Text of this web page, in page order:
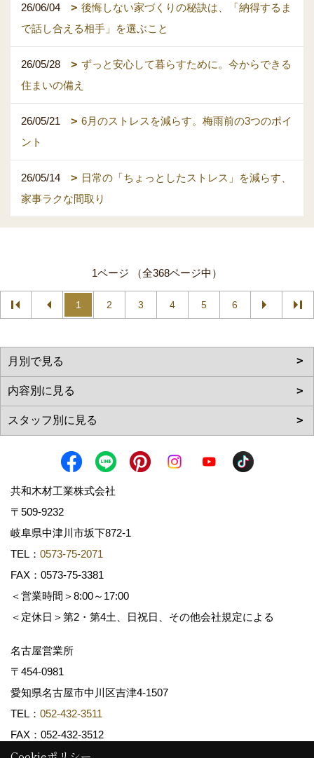
26/06/04
後悔しない家づくりの秘訣は、「納得するま
で話し合える相手」を選ぶこと
26/05/28
ずっと安心して暮らすために。今からできる
住まいの備え
26/05/21
6月のストレスを減らす。梅雨前の3つのポイ
ント
26/05/14
日常の「ちょっとしたストレス」を減らす、
家事ラクな間取り
1ページ （全368ページ中）
1 2 3 4 5 6
共和木材工業株式会社
〒509-9232
岐阜県中津川市坂下872‐1
TEL： 0573-75-2071
FAX：0573-75-3381
＜営業時間＞8:00～17:00
＜定休日＞第2・第4土、日祝日、その他会社規定による
名古屋営業所
〒454-0981
愛知県名古屋市中川区吉津4-1507
TEL： 052-432-3511
FAX：052-432-3512